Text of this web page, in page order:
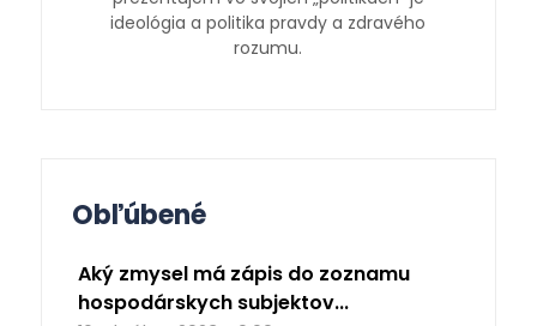
ideológia a politika pravdy a zdravého
rozumu.
Obľúbené
Aký zmysel má zápis do zoznamu
hospodárskych subjektov...